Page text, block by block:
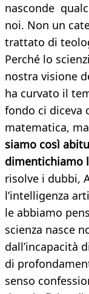
nasconde
noi. Non un
trattato di
Perché lo
nostra visione
ha curvato il
fondo ci diceva
matematica,
siamo così
dimentichiamo
risolve i dubbi,
l’intelligenza
le abbiamo
scienza nasce
dall’incapacità
di
senso